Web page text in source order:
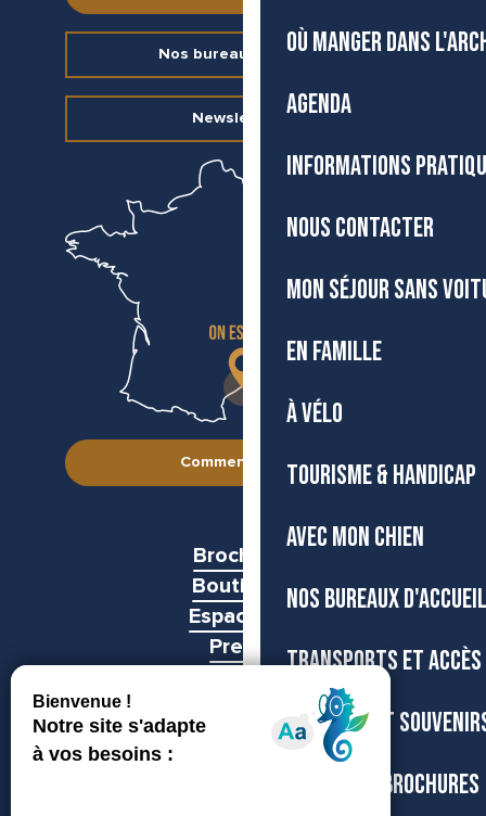
OÙ MANGER DANS
AGENDA
INFORMATIONS
NOUS CONTACTER
MON SÉJOUR SANS
EN FAMILLE
À VÉLO
TOURISME & HANDICAP
AVEC MON CHIEN
NOS BUREAUX D'ACCUEIL
TRANSPORTS ET ACCÈS
BOUTIQUE ET
CARTES ET BROCHURES
Nos bureaux d’accueil
Newsletter
Comment venir ?
Brochures
Boutiques
Espace pro
Presse